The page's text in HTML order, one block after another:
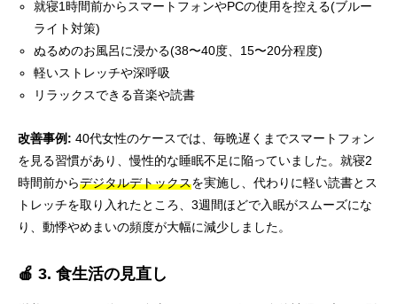
就寝1時間前からスマートフォンやPCの使用を控える(ブルー
ライト対策)
ぬるめのお風呂に浸かる(38〜40度、15〜20分程度)
軽いストレッチや深呼吸
リラックスできる音楽や読書
改善事例: 40代女性のケースでは、毎晩遅くまでスマートフォン
を見る習慣があり、慢性的な睡眠不足に陥っていました。就寝2
時間前からデジタルデトックスを実施し、代わりに軽い読書とス
トレッチを取り入れたところ、3週間ほどで入眠がスムーズにな
り、動悸やめまいの頻度が大幅に減少しました。
🍎 3. 食生活の見直し